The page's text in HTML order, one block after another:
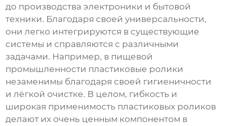
до производства электроники и бытовой
техники. Благодаря своей универсальности,
они легко интегрируются в существующие
системы и справляются с различными
задачами. Например, в пищевой
промышленности пластиковые ролики
незаменимы благодаря своей гигиеничности
и лёгкой очистке. В целом, гибкость и
широкая применимость пластиковых роликов
делают их очень ценным компонентом в